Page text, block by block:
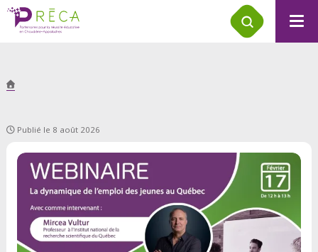
Publié le 8 août 2026